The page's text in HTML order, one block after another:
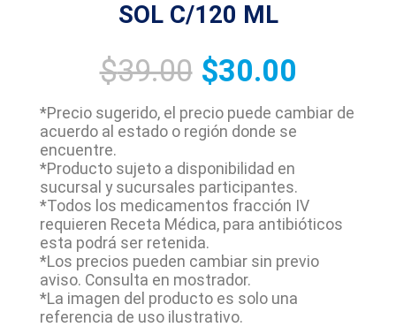
SOL C/120 ML
$39.00 $30.00
*Precio sugerido, el precio puede cambiar de
acuerdo al estado o región donde se
encuentre.
*Producto sujeto a disponibilidad en
sucursal y sucursales participantes.
*Todos los medicamentos fracción IV
requieren Receta Médica, para antibióticos
esta podrá ser retenida.
*Los precios pueden cambiar sin previo
aviso. Consulta en mostrador.
*La imagen del producto es solo una
referencia de uso ilustrativo.